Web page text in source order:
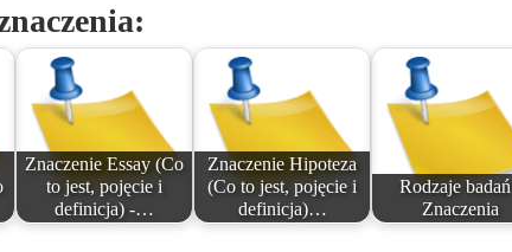
Znaczenie Essay (Co
to jest, pojęcie i
definicja) -…
Znaczenie Hipoteza
(Co to jest, pojęcie i
definicja)…
Rodzaje
Znaczenia